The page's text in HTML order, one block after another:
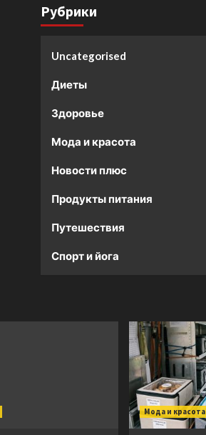
Рубрики
Uncategorised
Диеты
Здоровье
Мода и красота
Новости плюс
Продукты питания
Путешествия
Спорт и йога
Мода и красота